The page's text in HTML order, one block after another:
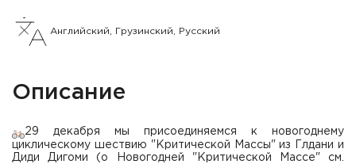
Английский, Грузинский, Русский
Описание
29 декабря мы присоединяемся к новогоднему
циклическому шествию "Критической Массы" из Глдани и
Диди Дигоми (о Новогодней "Критической Массе" см.